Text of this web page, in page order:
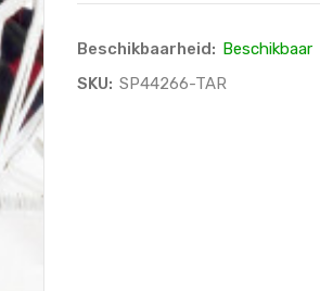
Beschikbaarheid: Beschikbaar
SKU: SP44266-TAR